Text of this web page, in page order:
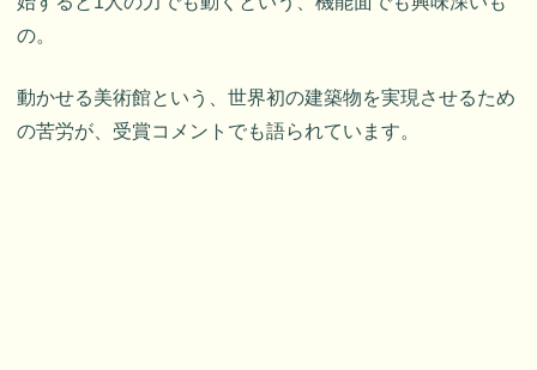
の。
動かせる美術館という、世界初の建築物を実現させるため
の苦労が、受賞コメントでも語られています。